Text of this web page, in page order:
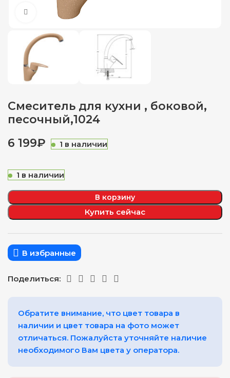
Нажмите, чтобы увеличить
Смеситель для кухни , боковой,
песочный,1024
₽
1 в наличии
1 в наличии
В корзину
Купить сейчас
В избранные
Поделиться:
Обратите внимание, что цвет товара в
наличии и цвет товара на фото может
отличаться. Пожалуйста уточняйте наличие
необходимого Вам цвета у оператора.